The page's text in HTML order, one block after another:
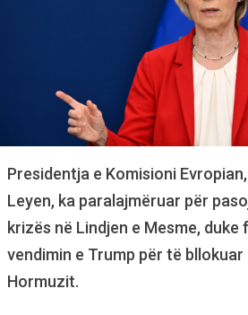
Presidentja e Komisioni
Leyen, ka paralajmëruar për
krizës në Lindjen e Mesme, duke
vendimin e Trump për të bllokuar
Hormuzit.